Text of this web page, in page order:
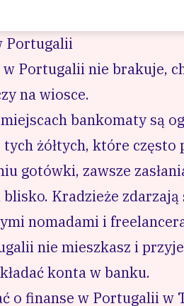
Portugalii
Portugalii nie brakuje,
na wiosce.
bankomaty są
żółtych, które często
gotówki, zawsze
Kradzieże
nomadami i
nie mieszkasz i
konta w banku.
o finanse w Portugalii w